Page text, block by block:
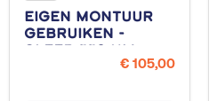
Eigen Montuur
Gebruiken -
€ 105,00